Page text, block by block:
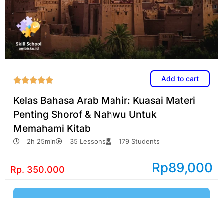
 Add to cart
Kelas Bahasa Arab Mahir: Kuasai Materi
Penting Shorof & Nahwu Untuk
Memahami Kitab
2h 25min 35 Lessons 179 Students
Rp. 350.000 Rp89,000